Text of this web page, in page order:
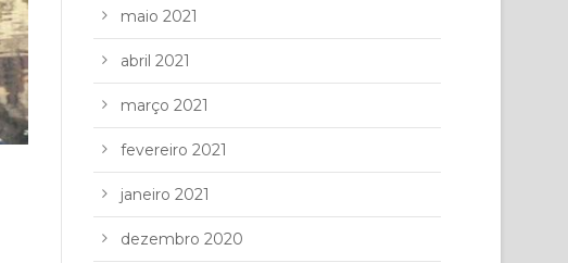
maio 2021
abril 2021
março 2021
fevereiro 2021
janeiro 2021
dezembro 2020